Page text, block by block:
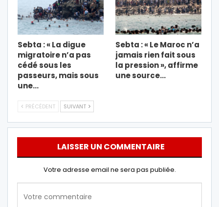
Sebta : « La digue
migratoire n’a pas
cédé sous les
passeurs, mais sous
une…
Sebta : « Le Maroc n’a
jamais rien fait sous
la pression », affirme
une source…
PRÉCÉDENT SUIVANT
LAISSER UN COMMENTAIRE
Votre adresse email ne sera pas publiée.